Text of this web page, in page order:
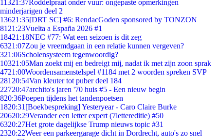
11321:37Roddelpraat onder vuur: ongepaste opmerkingen
minderjarigen deel 2
13621:35[DRT SC] #6: RendacGoden sponsored by TONZON
81 21:23Vuelta a España 2026 #1
18421:18NEC #77: Wat een seizoen is dit zeg
6321:07Zou je vreemdgaan in een relatie kunnen vergeven?
321:06Scholensysteem tegenwoordig?
10321:05Man zoekt mij en bedreigt mij, nadat ik met zijn zoon sprak
4721:00Woordensamenstelspel #1184 met 2 woorden spreken SVP
281 20:54Van kleuter tot puber deel 184
22720:47archito's jaren '70 huis #5 - Een nieuw begin
820:36Poepen tijdens het tandenpoetsen
1820:31 [Boekbespreking] Yesteryear - Caro Claire Burke
20620:29Verander een letter expert (7lettereditie) #50
6320:27Het grote dagelijkse Trump nieuws topic #31
2320:22Weer een parkeergarage dicht in Dordrecht, auto's zo snel